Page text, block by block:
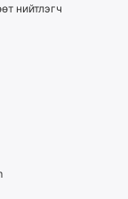
нийтлэгч